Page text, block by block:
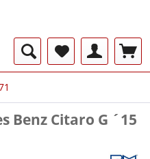
Benz Citaro G ´15